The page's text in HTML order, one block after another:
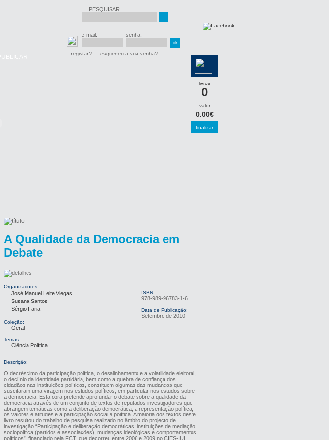
PUBLICAR
PESQUISAR
e-mail: senha:
registar? esqueceu a sua senha?
livros
0
valor
0.00€
finalizar
A Qualidade da Democracia em
Debate
Organizadores:
José Manuel Leite Viegas
Susana Santos
Sérgio Faria
Coleção:
Geral
Temas:
Ciência Política
ISBN:
978-989-96783-1-6
Data de Publicação:
Setembro de 2010
Descrição:
O decréscimo da participação política, o desalinhamento e a volatilidade eleitoral,
o declínio da identidade partidária, bem como a quebra de confiança dos
cidadãos nas instituições políticas, constituem algumas das mudanças que
suscitaram uma viragem nos estudos políticos, em particular nos estudos sobre
a democracia. Esta obra pretende aprofundar o debate sobre a qualidade da
democracia através de um conjunto de textos de reputados investigadores que
abrangem temáticas como a deliberação democrática, a representação política,
os valores e atitudes e a participação social e política. A maioria dos textos deste
livro resultou do trabalho de pesquisa realizado no âmbito do projecto de
investigação “Participação e deliberação democráticas: instituições de mediação
sociopolítica (partidos e associações), mudanças ideológicas e comportamentos
políticos”, financiado pela FCT, que decorreu entre 2006 e 2009 no CIES-IUL.